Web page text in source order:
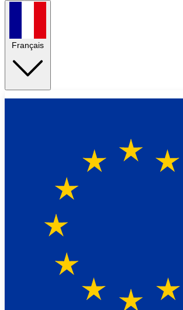
Français